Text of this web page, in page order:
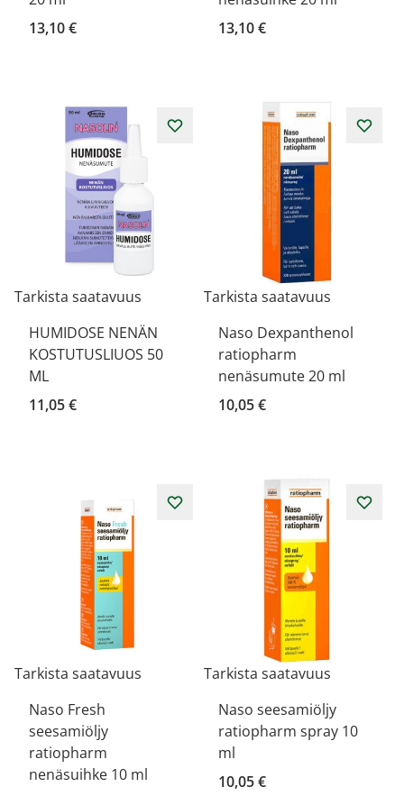
13,10 €
13,10 €
Tarkista saatavuus
HUMIDOSE NENÄN
KOSTUTUSLIUOS 50
ML
11,05 €
Tarkista saatavuus
Naso Dexpanthenol
ratiopharm
nenäsumute 20 ml
10,05 €
Tarkista saatavuus
Naso Fresh
seesamiöljy
ratiopharm
nenäsuihke 10 ml
Tarkista saatavuus
Naso seesamiöljy
ratiopharm spray 10
ml
10,05 €